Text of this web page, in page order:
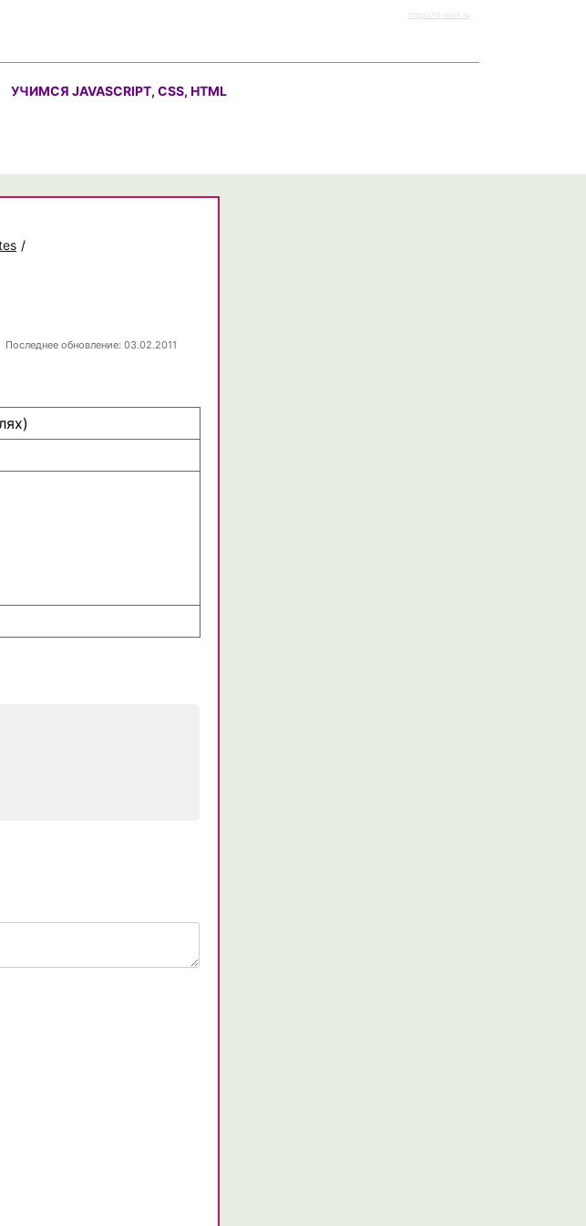
https://rz-work.ru
УЧИМСЯ JAVASCRIPT, CSS, HTML
/
Последнее обновление: 03.02.2011